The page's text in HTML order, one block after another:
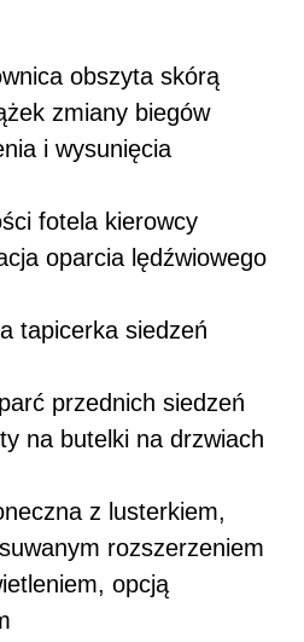
obszyta skórą
zmiany biegów
i wysunięcia
fotela kierowcy
oparcia lędźwiowego
tapicerka siedzeń
przednich siedzeń
na butelki na drzwiach
z lusterkiem,
rozszerzeniem
opcją